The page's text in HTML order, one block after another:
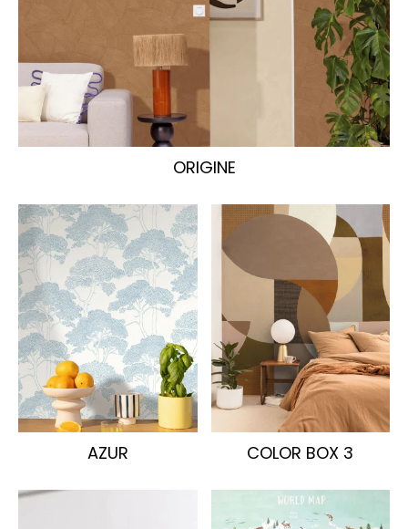
ORIGINE
AZUR COLOR BOX 3